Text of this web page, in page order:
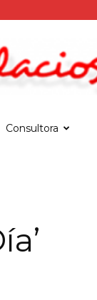
Consultora